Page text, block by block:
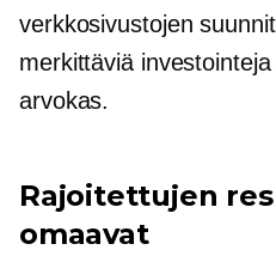
verkkosivustojen
merkittäviä
arvokas.
Rajoitettujen
omaavat